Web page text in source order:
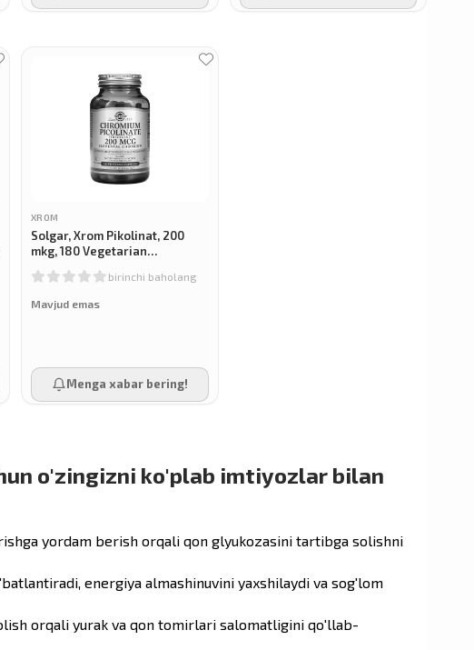
XROM
Solgar, Xrom Pikolinat, 200
mkg, 180 Vegetarian
birinchi baholang
Mavjud emas
Menga xabar bering!
o'zingizni ko'plab imtiyozlar bilan
yordam berish orqali qon glyukozasini tartibga solishni
energiya almashinuvini yaxshilaydi va sog'lom
orqali yurak va qon tomirlari salomatligini qo'llab-